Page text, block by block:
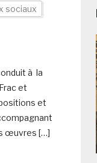
sociaux
à la
et
et
œuvres […]